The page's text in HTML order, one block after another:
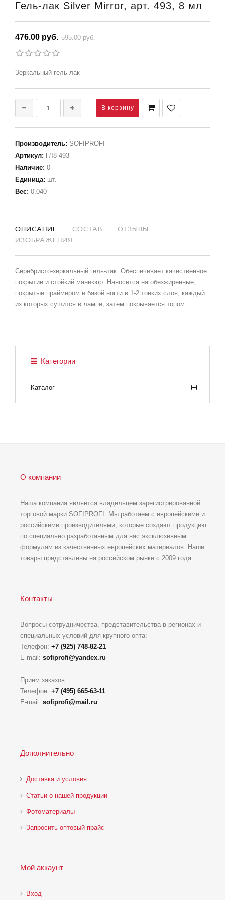
Гель-лак Silver Mirror, арт. 493, 8 мл
476.00 руб. 595.00 руб.
Зеркальный гель-лак
Производитель: SOFIPROFI
Артикул: ГЛ8-493
Наличие: 0
Единица: шт.
Вес: 0.040
ОПИСАНИЕ СОСТАВ
ОТЗЫВЫ
ИЗОБРАЖЕНИЯ
Серебристо-зеркальный гель-лак. Обеспечивает качественное
покрытие и стойкий маникюр. Наносится на обезжиренные,
покрытые праймером и базой ногти в 1-2 тонких слоя, каждый
из которых сушится в лампе, затем покрывается топом.
Категории
Каталог
О компании
Наша компания является владельцем зарегистрированной
торговой марки SOFIPROFI. Мы работаем с европейскими и
российскими производителями, которые создают продукцию
по специально разработанным для нас эксклюзивным
формулам из качественных европейских материалов. Наши
товары представлены на российском рынке с 2009 года.
Контакты
Вопросы сотрудничества, представительства в регионах и
специальных условий для крупного опта:
Телефон: +7 (925) 748-82-21
E-mail: sofiprofi@yandex.ru
Прием заказов:
Телефон: +7 (495) 665-63-11
E-mail: sofiprofi@mail.ru
Дополнительно
Доставка и условия
Статьи о нашей продукции
Фотоматериалы
Запросить оптовый прайс
Мой аккаунт
Вход